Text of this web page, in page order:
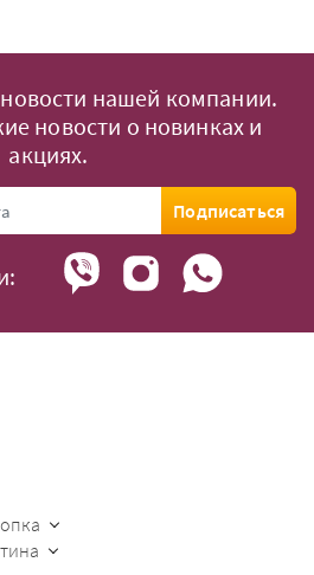
нашей компании.
новости о новинках и
акциях.
Подписаться